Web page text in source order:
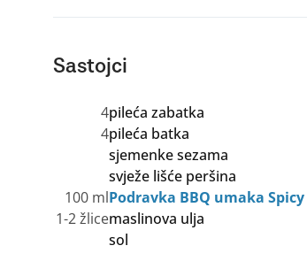
Sastojci
4pileća zabatka
4pileća batka
sjemenke sezama
svježe lišće peršina
100 mlPodravka BBQ umaka
1-2 žlicemaslinova ulja
sol